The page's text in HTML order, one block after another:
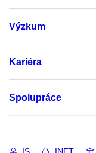
Výzkum
Kariéra
Spolupráce
IS INET